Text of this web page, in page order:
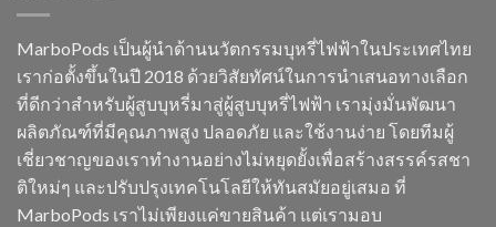
MarboPods เป็นผู้นำด้านนวัตกรรมบุหรี่ไฟฟ้าในประเทศไทย
เราก่อตั้งขึ้นในปี 2018 ด้วยวิสัยทัศน์ในการนำเสนอทางเลือก
ที่ดีกว่าสำหรับผู้สูบบุหรี่มาสู่ผู้สูบบุหรี่ไฟฟ้า เรามุ่งมั่นพัฒนา
ผลิตภัณฑ์ที่มีคุณภาพสูง ปลอดภัย และใช้งานง่าย โดยทีมผู้
เชี่ยวชาญของเราทำงานอย่างไม่หยุดยั้งเพื่อสร้างสรรค์รสชา
ติใหม่ๆ และปรับปรุงเทคโนโลยีให้ทันสมัยอยู่เสมอ ที่
MarboPods เราไม่เพียงแค่ขายสินค้า แต่เรามอบ